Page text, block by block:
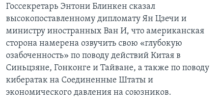
Госсекретарь Энтони Блинкен сказал
высокопоставленному дипломату Ян Цзечи и
министру иностранных Ван И, что американская
сторона намерена озвучить свою «глубокую
озабоченность» по поводу действий Китая в
Синьцзяне, Гонконге и Тайване, а также по поводу
кибератак на Соединенные Штаты и
экономического давления на союзников.